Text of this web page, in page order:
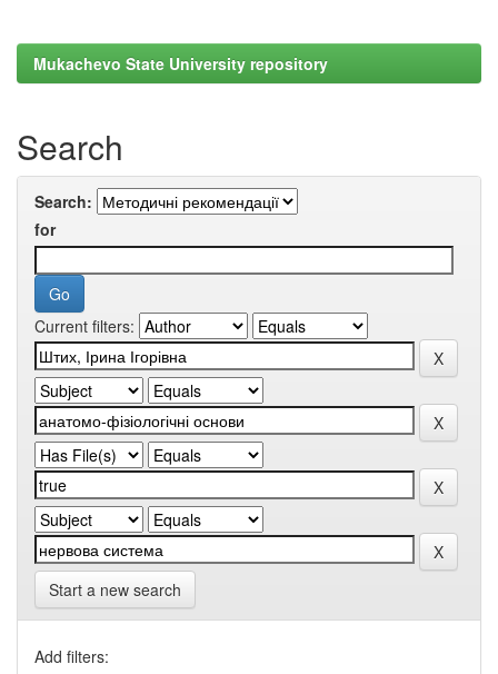
Mukachevo State University repository
Search
Search:
for
Current filters:
Start a new search
Add filters: